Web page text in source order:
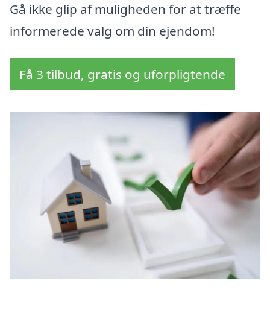
Gå ikke glip af muligheden for at træffe
informerede valg om din ejendom!
Få 3 tilbud, gratis og uforpligtende